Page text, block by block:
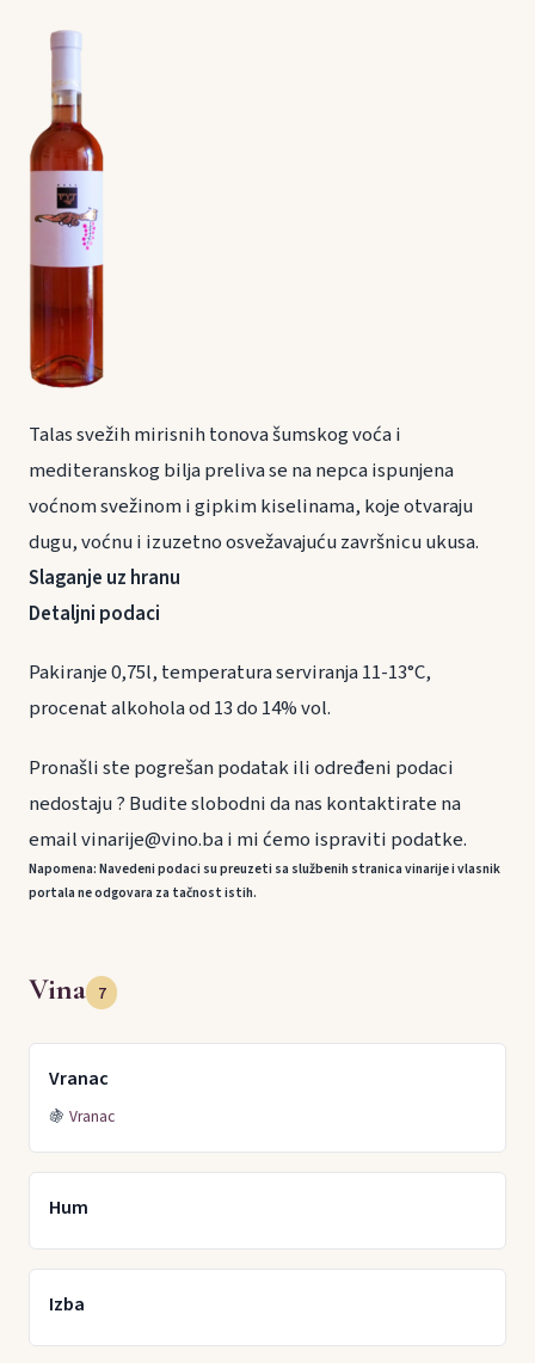
Talas svežih mirisnih tonova šumskog voća i
mediteranskog bilja preliva se na nepca ispunjena
voćnom svežinom i gipkim kiselinama, koje otvaraju
dugu, voćnu i izuzetno osvežavajuću završnicu ukusa.
Slaganje uz hranu
Detaljni podaci
Pakiranje 0,75l, temperatura serviranja 11-13°C,
procenat alkohola od 13 do 14% vol.
Pronašli ste pogrešan podatak ili određeni podaci
nedostaju ? Budite slobodni da nas kontaktirate na
email vinarije@vino.ba i mi ćemo ispraviti podatke.
Napomena: Navedeni podaci su preuzeti sa službenih stranica vinarije i vlasnik
portala ne odgovara za tačnost istih.
Vina 7
Vranac
🍇 Vranac
Hum
Izba